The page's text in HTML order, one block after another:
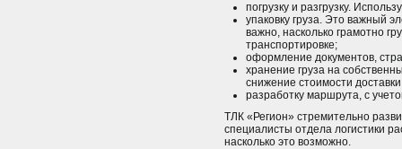
погрузку и разгрузку.
упаковку груза. Это важный
важно, насколько грамотно
транспортировке;
оформление документов,
хранение груза на
снижение стоимости
разработку маршрута, с
ТЛК «Регион» стремительно
специалисты отдела логистики
насколько это возможно.